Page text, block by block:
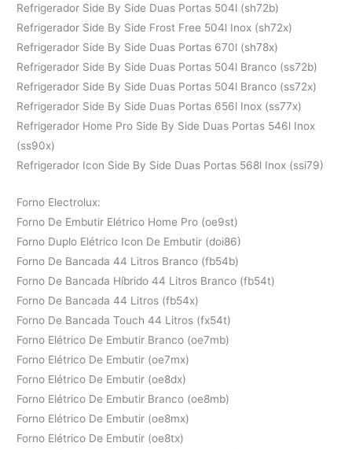
Refrigerador Side By Side Duas Portas 504l (sh72b)
Refrigerador Side By Side Frost Free 504l Inox (sh72x)
Refrigerador Side By Side Duas Portas 670l (sh78x)
Refrigerador Side By Side Duas Portas 504l Branco (ss72b)
Refrigerador Side By Side Duas Portas 504l Branco (ss72x)
Refrigerador Side By Side Duas Portas 656l Inox (ss77x)
Refrigerador Home Pro Side By Side Duas Portas 546l Inox
(ss90x)
Refrigerador Icon Side By Side Duas Portas 568l Inox (ssi79)
Forno Electrolux:
Forno De Embutir Elétrico Home Pro (oe9st)
Forno Duplo Elétrico Icon De Embutir (doi86)
Forno De Bancada 44 Litros Branco (fb54b)
Forno De Bancada Híbrido 44 Litros Branco (fb54t)
Forno De Bancada 44 Litros (fb54x)
Forno De Bancada Touch 44 Litros (fx54t)
Forno Elétrico De Embutir Branco (oe7mb)
Forno Elétrico De Embutir (oe7mx)
Forno Elétrico De Embutir (oe8dx)
Forno Elétrico De Embutir Branco (oe8mb)
Forno Elétrico De Embutir (oe8mx)
Forno Elétrico De Embutir (oe8tx)